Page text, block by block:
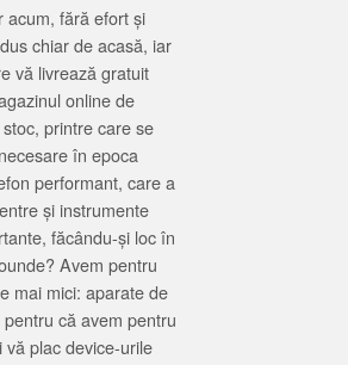
acum, fără efort și
chiar de acasă, iar
vă livrează gratuit
online de
printre care se
în epoca
performant, care a
și instrumente
făcându-și loc în
Avem pentru
mai mici: aparate de
că avem pentru
plac device-urile